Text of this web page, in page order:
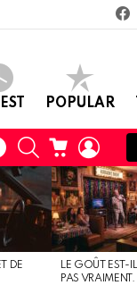
POPULAR
SWITCH
SKIN
SEARCHCART LOGIN
DE
LE GOÛT EST-
PAS VRAIMENT.